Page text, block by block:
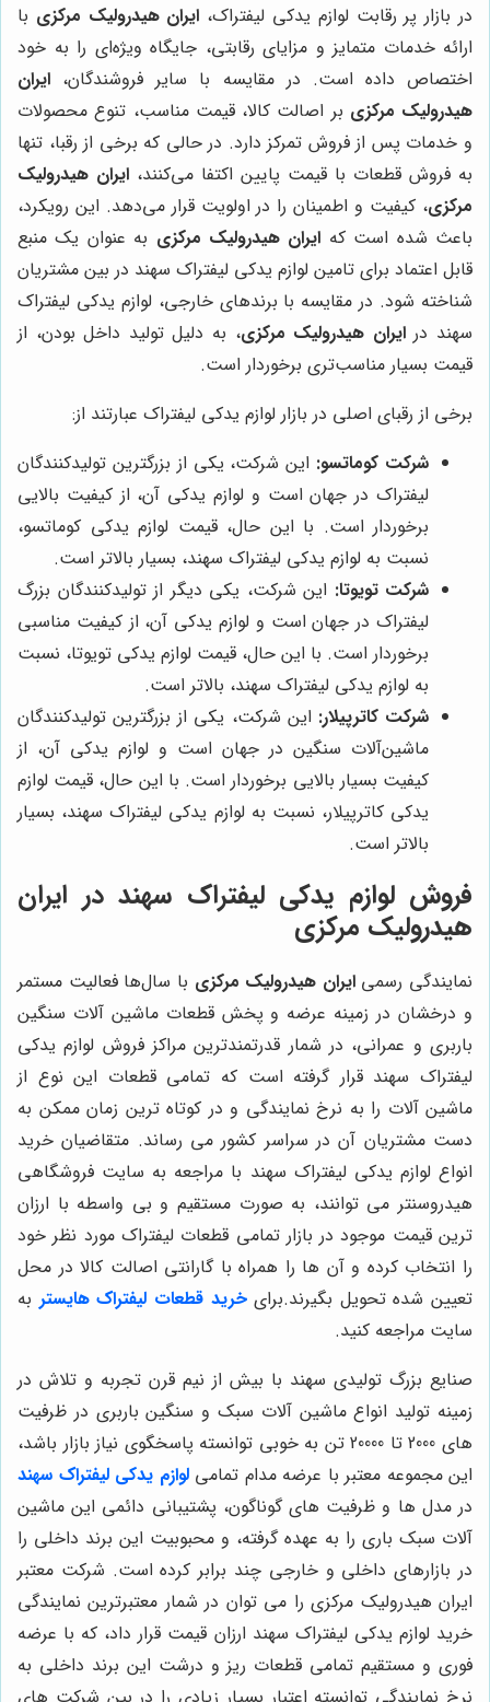
در بازار پر رقابت لوازم یدکی لیفتراک، ایران هیدرولیک مرکزی با
ارائه خدمات متمایز و مزایای رقابتی، جایگاه ویژه‌ای را به خود
اختصاص داده است. در مقایسه با سایر فروشندگان، ایران
هیدرولیک مرکزی بر اصالت کالا، قیمت مناسب، تنوع محصولات
و خدمات پس از فروش تمرکز دارد. در حالی که برخی از رقبا، تنها
به فروش قطعات با قیمت پایین اکتفا می‌کنند، ایران هیدرولیک
مرکزی، کیفیت و اطمینان را در اولویت قرار می‌دهد. این رویکرد،
باعث شده است که ایران هیدرولیک مرکزی به عنوان یک منبع
قابل اعتماد برای تامین لوازم یدکی لیفتراک سهند در بین مشتریان
شناخته شود. در مقایسه با برندهای خارجی، لوازم یدکی لیفتراک
سهند درایران هیدرولیک مرکزی، به دلیل تولید داخل بودن، از
قیمت بسیار مناسب‌تری برخوردار است.
برخی از رقبای اصلی در بازار لوازم یدکی لیفتراک عبارتند از:
شرکت کوماتسو: این شرکت، یکی از بزرگترین تولیدکنندگان
لیفتراک در جهان است و لوازم یدکی آن، از کیفیت بالایی
برخوردار است. با این حال، قیمت لوازم یدکی کوماتسو،
نسبت به لوازم یدکی لیفتراک سهند، بسیار بالاتر است.
شرکت تویوتا: این شرکت، یکی دیگر از تولیدکنندگان بزرگ
لیفتراک در جهان است و لوازم یدکی آن، از کیفیت مناسبی
برخوردار است. با این حال، قیمت لوازم یدکی تویوتا، نسبت
به لوازم یدکی لیفتراک سهند، بالاتر است.
شرکت کاترپیلار: این شرکت، یکی از بزرگترین تولیدکنندگان
ماشین‌آلات سنگین در جهان است و لوازم یدکی آن، از
کیفیت بسیار بالایی برخوردار است. با این حال، قیمت لوازم
یدکی کاترپیلار، نسبت به لوازم یدکی لیفتراک سهند، بسیار
بالاتر است.
فروش لوازم یدکی لیفتراک سهند در ایران
هیدرولیک مرکزی
نمایندگی رسمیایران هیدرولیک مرکزی با سال‌ها فعالیت مستمر
و درخشان در زمینه عرضه و پخش قطعات ماشین آلات سنگین
باربری و عمرانی، در شمار قدرتمندترین مراکز فروش لوازم یدکی
لیفتراک سهند قرار گرفته است که تمامی قطعات این نوع از
ماشین آلات را به نرخ نمایندگی و در کوتاه ترین زمان ممکن به
دست مشتریان آن در سراسر کشور می رساند. متقاضیان خرید
انواع لوازم یدکی لیفتراک سهند با مراجعه به سایت فروشگاهی
هیدروسنتر می توانند، به صورت مستقیم و بی واسطه با ارزان
ترین قیمت موجود در بازار تمامی قطعات لیفتراک مورد نظر خود
را انتخاب کرده و آن ها را همراه با گارانتی اصالت کالا در محل
تعیین شده تحویل بگیرند.برایخرید قطعات لیفتراک هایستر به
سایت مراجعه کنید.
صنایع بزرگ تولیدی سهند با بیش از نیم قرن تجربه و تلاش در
زمینه تولید انواع ماشین آلات سبک و سنگین باربری در ظرفیت
های 2000 تا 20000 تن به خوبی توانسته پاسخگوی نیاز بازار باشد،
این مجموعه معتبر با عرضه مدام تمامیلوازم یدکی لیفتراک سهند
در مدل ها و ظرفیت های گوناگون، پشتیبانی دائمی این ماشین
آلات سبک باری را به عهده گرفته، و محبوبیت این برند داخلی را
در بازارهای داخلی و خارجی چند برابر کرده است. شرکت معتبر
ایران هیدرولیک مرکزی را می توان در شمار معتبرترین نمایندگی
خرید لوازم یدکی لیفتراک سهند ارزان قیمت قرار داد، که با عرضه
فوری و مستقیم تمامی قطعات ریز و درشت این برند داخلی به